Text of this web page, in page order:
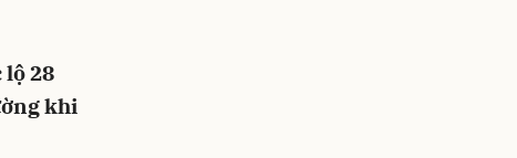
28
khi